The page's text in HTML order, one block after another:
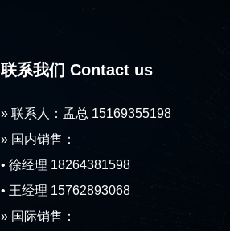
联系我们 Contact us
» 联系人：孟总 15169355198
» 国内销售：
• 徐经理 18264381598
• 王经理 15762893068
» 国际销售：